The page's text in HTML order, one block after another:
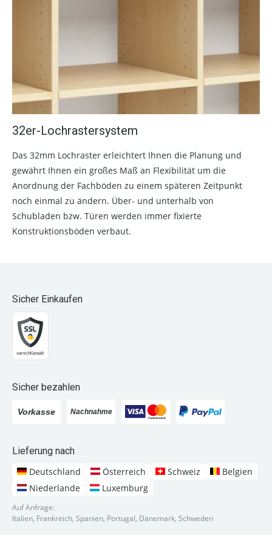
32er-Lochrastersystem
Das 32mm Lochraster erleichtert Ihnen die Planung und
gewährt Ihnen ein großes Maß an Flexibilität um die
Anordnung der Fachböden zu einem späteren Zeitpunkt
noch einmal zu ändern. Über- und unterhalb von
Schubladen bzw. Türen werden immer fixierte
Konstruktionsböden verbaut.
Sicher Einkaufen
Sicher bezahlen
Lieferung nach
Deutschland
Österreich Schweiz
Belgien
Niederlande
Luxemburg
Auf Anfrage:
Italien, Frankreich, Spanien, Portugal, Dänemark, Schweden